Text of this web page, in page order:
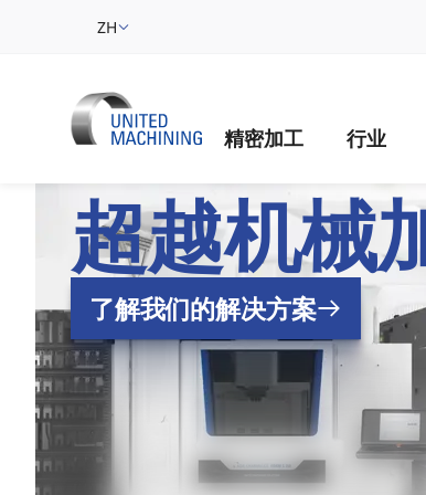
ZH
精密加工 行业
UNITED
超越机械
了解我们的解决方案